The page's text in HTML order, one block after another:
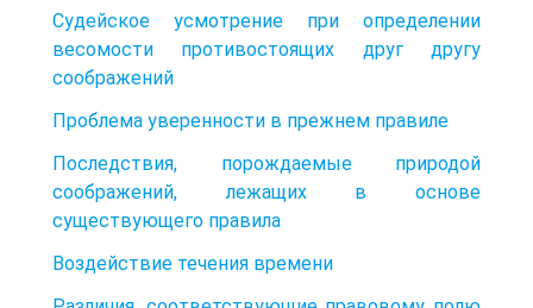
Судейское усмотрение при определении
весомости противостоящих друг другу
соображений
Проблема уверенности в прежнем правиле
Последствия, порождаемые природой
соображений, лежащих в основе
существующего правила
Воздействие течения времени